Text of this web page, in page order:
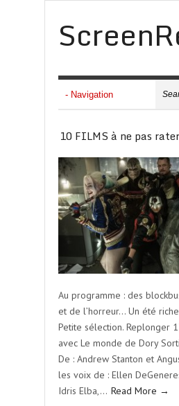
10 FILMS à ne pas
Au programme : des
et de l’horreur… Un été
Petite sélection. Replonger
avec Le monde de Dory
De : Andrew Stanton et
les voix de : Ellen
Idris Elba,… Read More →